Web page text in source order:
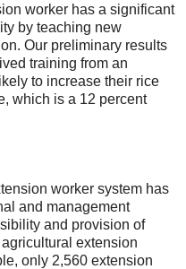
worker has a significant
by teaching new
Our preliminary results
training from an
to increase their rice
which is a 12 percent
worker system has
and management
and provision of
extension
only 2,560 extension